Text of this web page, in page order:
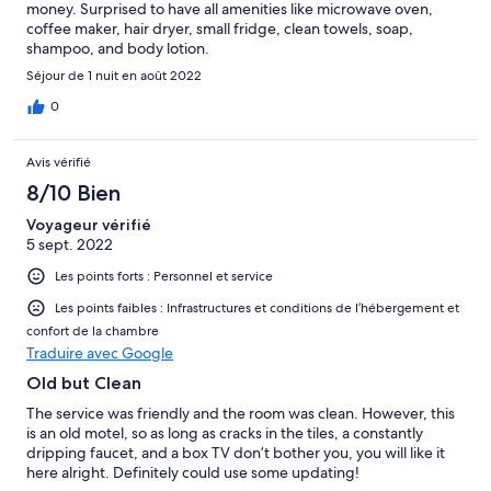
money. Surprised to have all amenities like microwave oven,
coffee maker, hair dryer, small fridge, clean towels, soap,
shampoo, and body lotion.
Séjour de 1 nuit en août 2022
0
Avis vérifié
8/10 Bien
Voyageur vérifié
5 sept. 2022
Les points forts : Personnel et service
Les points faibles : Infrastructures et conditions de l’hébergement et
confort de la chambre
Traduire avec Google
Old but Clean
The service was friendly and the room was clean. However, this
is an old motel, so as long as cracks in the tiles, a constantly
dripping faucet, and a box TV don’t bother you, you will like it
here alright. Definitely could use some updating!